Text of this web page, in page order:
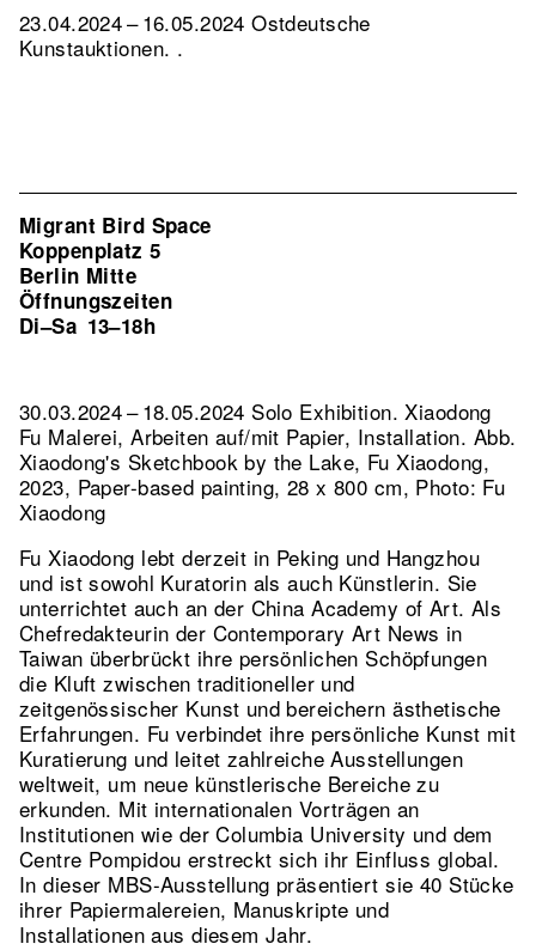
23.04.2024 – 16.05.2024 Ostdeutsche
Kunstauktionen. .
Migrant Bird Space
Koppenplatz 5
Berlin Mitte
Öffnungszeiten
Di–Sa 13–18h
30.03.2024 – 18.05.2024 Solo Exhibition. Xiaodong
Fu Malerei, Arbeiten auf/mit Papier, Installation. Abb.
Xiaodong's Sketchbook by the Lake, Fu Xiaodong,
2023, Paper-based painting, 28 x 800 cm, Photo: Fu
Xiaodong
Fu Xiaodong lebt derzeit in Peking und Hangzhou
und ist sowohl Kuratorin als auch Künstlerin. Sie
unterrichtet auch an der China Academy of Art. Als
Chefredakteurin der Contemporary Art News in
Taiwan überbrückt ihre persönlichen Schöpfungen
die Kluft zwischen traditioneller und
zeitgenössischer Kunst und bereichern ästhetische
Erfahrungen. Fu verbindet ihre persönliche Kunst mit
Kuratierung und leitet zahlreiche Ausstellungen
weltweit, um neue künstlerische Bereiche zu
erkunden. Mit internationalen Vorträgen an
Institutionen wie der Columbia University und dem
Centre Pompidou erstreckt sich ihr Einfluss global.
In dieser MBS-Ausstellung präsentiert sie 40 Stücke
ihrer Papiermalereien, Manuskripte und
Installationen aus diesem Jahr.